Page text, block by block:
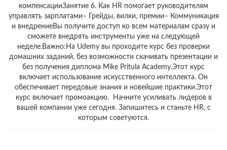
компенсацииЗанятие 6. Как HR помогает руководителям
управлять зарплатами– Грейды, вилки, премии– Коммуникация
и внедрениеВы получите доступ ко всем материалам сразу и
сможете внедрять инструменты уже на следующей
неделе.Важно:На Udemy вы проходите курс без проверки
домашних заданий, без возможности скачивать презентации и
без получения диплома Mike Pritula Academy.Этот курс
включает использование искусственного интеллекта. Он
обеспечивает передовые знания и новейшие практики.Этот
курс включает промоакцию. Начните усиливать лидеров в
вашей компании уже сегодня. Запишитесь и станьте HR, с
которым советуются.